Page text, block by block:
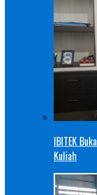
IBITEK
Kuliah